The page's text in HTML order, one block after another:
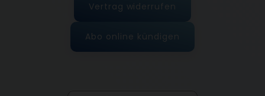
Vertrag widerrufen
Abo online kündigen